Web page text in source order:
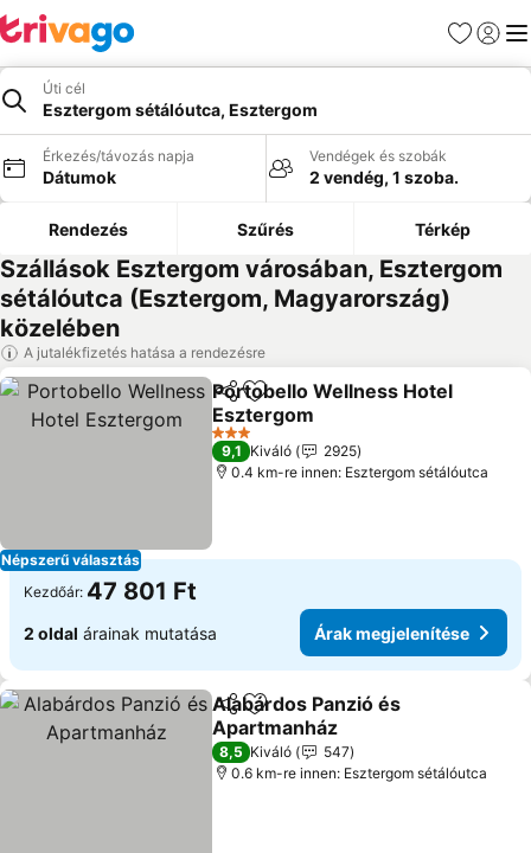
Kedvencek
Úti cél
Esztergom sétálóutca, Esztergom
Érkezés/távozás napja
Dátumok
Vendégek és szobák
2 vendég, 1 szoba.
Rendezés Szűrés Térkép
Szállások Esztergom városában, Esztergom
sétálóutca (Esztergom, Magyarország)
közelében
A jutalékfizetés hatása a rendezésre
Népszerű választás
Megosztás
Hozzáadás a kedvencekhez
Portobello Wellness Hotel
Esztergom
Árak megjelenítése
3 Kategória
9,1 Kiváló
2925
0.4 km-re innen: Esztergom sétálóutca
Kezdőár: 47 801 Ft
2 oldal árainak mutatása Árak megjelenítése
Megosztás
Hozzáadás a kedvencekhez
Alabárdos Panzió és
Apartmanház
Árak megjelenítése
8,5 Kiváló
547
0.6 km-re innen: Esztergom sétálóutca